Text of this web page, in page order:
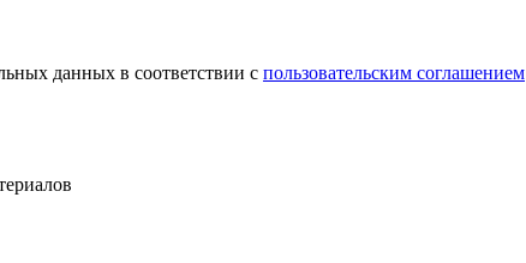
данных в соответствии с пользовательским соглашением